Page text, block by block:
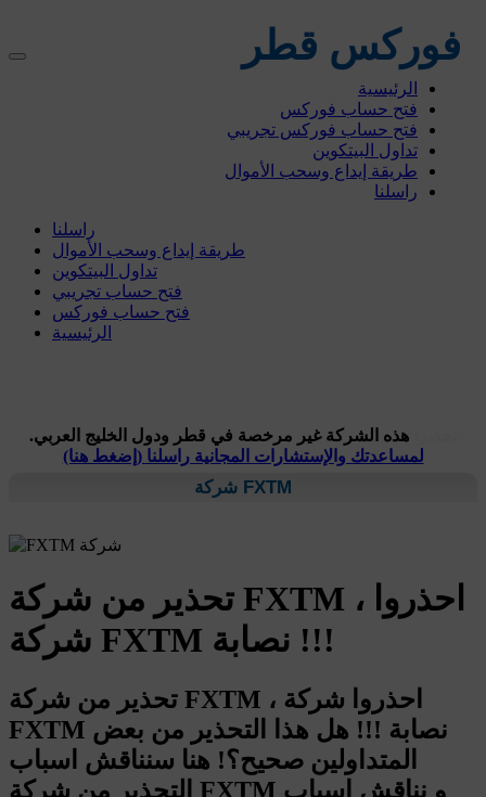
فوركس قطر
الرئيسية
فتح حساب فوركس
فتح حساب فوركس تجريبي
تداول البيتكوين
طريقة إيداع وسحب الأموال
راسلنا
راسلنا
طريقة إيداع وسحب الأموال
تداول البيتكوين
فتح حساب تجريبي
فتح حساب فوركس
الرئيسية
هذه الشركة غير مرخصة في قطر ودول الخليج العربي.
لمساعدتك والإستشارات المجانية راسلنا (إضغط هنا)
شركة FXTM
تحذير من شركة FXTM ، احذروا
شركة FXTM نصابة !!!
تحذير من شركة FXTM ، احذروا شركة
FXTM نصابة !!! هل هذا التحذير من بعض
المتداولين صحيح؟! هنا سنناقش اسباب
التحذير من شركة FXTM و نناقش اسباب